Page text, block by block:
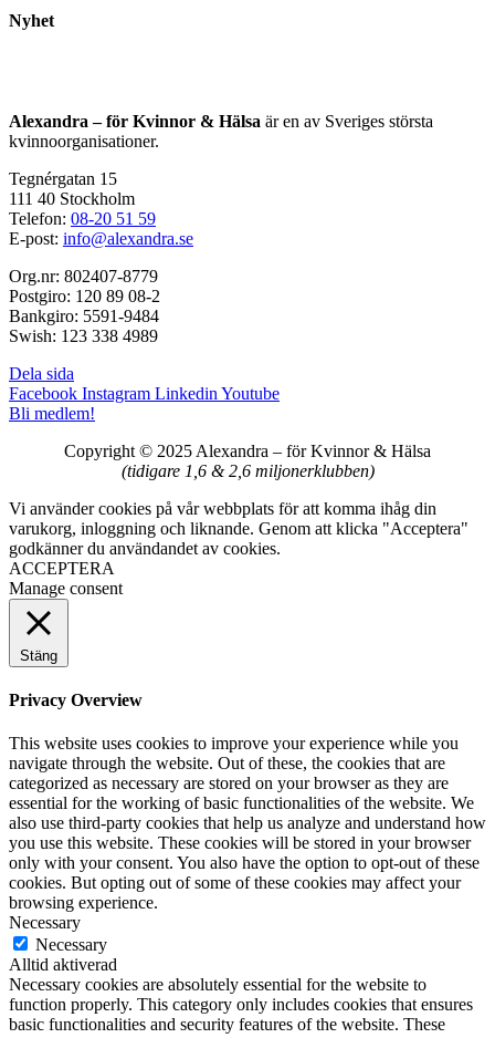
Nyhet
Alexandra – för Kvinnor & Hälsa är en av Sveriges största
kvinnoorganisationer.
Tegnérgatan 15
111 40 Stockholm
Telefon: 08-20 51 59
E-post: info@alexandra.se
Org.nr: 802407-8779
Postgiro: 120 89 08-2
Bankgiro: 5591-9484
Swish: 123 338 4989
Dela sida
Facebook Instagram Linkedin Youtube
Bli medlem!
Copyright © 2025 Alexandra – för Kvinnor & Hälsa
(tidigare 1,6 & 2,6 miljonerklubben)
Vi använder cookies på vår webbplats för att komma ihåg din
varukorg, inloggning och liknande. Genom att klicka "Acceptera"
godkänner du användandet av cookies.
ACCEPTERA
Manage consent
Stäng
Privacy Overview
This website uses cookies to improve your experience while you
navigate through the website. Out of these, the cookies that are
categorized as necessary are stored on your browser as they are
essential for the working of basic functionalities of the website. We
also use third-party cookies that help us analyze and understand how
you use this website. These cookies will be stored in your browser
only with your consent. You also have the option to opt-out of these
cookies. But opting out of some of these cookies may affect your
browsing experience.
Necessary
Necessary
Alltid aktiverad
Necessary cookies are absolutely essential for the website to
function properly. This category only includes cookies that ensures
basic functionalities and security features of the website. These